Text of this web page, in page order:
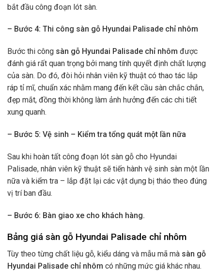
bắt đầu công đoạn lót sàn.
– Bước 4: Thi công sàn gỗ Hyundai Palisade chỉ nhôm
Bước thi công sàn gỗ Hyundai Palisade chỉ nhôm được
đánh giá rất quan trọng bởi mang tính quyết định chất lượng
của sàn. Do đó, đòi hỏi nhân viên kỹ thuật có thao tác lắp
ráp tỉ mĩ, chuẩn xác nhằm mang đến kết cầu sàn chắc chắn,
đẹp mắt, đồng thời không làm ảnh hưởng đến các chi tiết
xung quanh.
– Bước 5: Vệ sinh – Kiểm tra tổng quát một lần nữa
Sau khi hoàn tất công đoạn lót sàn gỗ cho Hyundai
Palisade, nhân viên kỹ thuật sẽ tiến hành vệ sinh sàn một lần
nữa và kiểm tra – lắp đặt lại các vật dụng bị tháo theo đúng
vị trí ban đầu.
– Bước 6: Bàn giao xe cho khách hàng.
Bảng giá sàn gỗ Hyundai Palisade chỉ nhôm
Tùy theo từng chất liệu gỗ, kiểu dáng và mẫu mã mà sàn gỗ
Hyundai Palisade chỉ nhôm có những mức giá khác nhau.